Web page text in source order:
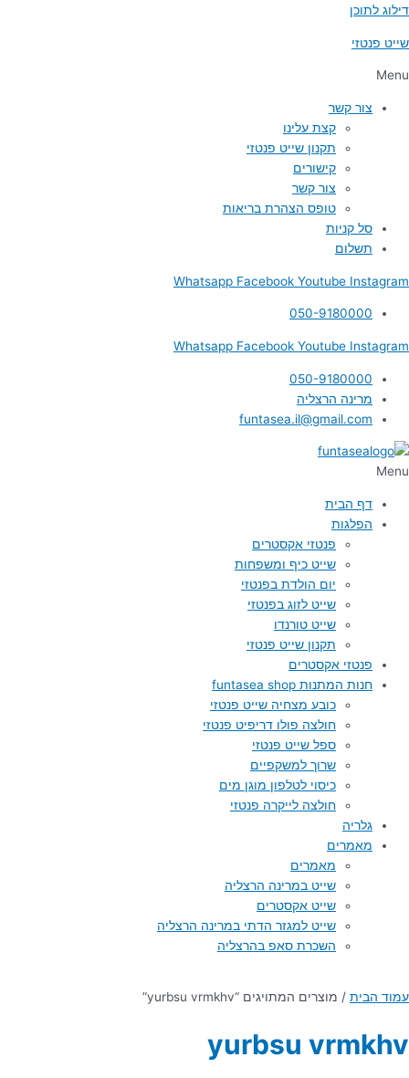
דילוג לתוכן
שייט פנטזי
Menu
צור קשר
קצת עלינו
תקנון שייט פנטזי
קישורים
צור קשר
טופס הצהרת בריאות
סל קניות
תשלום
Whatsapp Facebook Youtube Instagram
050-9180000
Whatsapp Facebook Youtube Instagram
050-9180000
מרינה הרצליה
funtasea.il@gmail.com
Menu
דף הבית
הפלגות
פנטזי אקסטרים
שייט כיף ומשפחות
יום הולדת בפנטזי
שייט לזוג בפנטזי
שייט טורנדו
תקנון שייט פנטזי
פנטזי אקסטרים
חנות המתנות funtasea shop
כובע מצחיה שייט פנטזי
חולצה פולו דריפיט פנטזי
ספל שייט פנטזי
שרוך למשקפיים
כיסוי לטלפון מוגן מים
חולצה לייקרה פנטזי
גלריה
מאמרים
מאמרים
שייט במרינה הרצליה
שייט אקסטרים
שייט למגזר הדתי במרינה הרצליה
השכרת סאפ בהרצליה
עמוד הבית / מוצרים המתויגים “yurbsu vrmkhv”
yurbsu vrmkhv